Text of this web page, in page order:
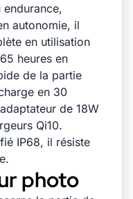
endurance,
autonomie, il
en utilisation
heures en
de la partie
en 30
de 18W
Qi10.
IP68, il résiste
photo